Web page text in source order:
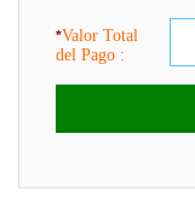
*Valor Total
del Pago :